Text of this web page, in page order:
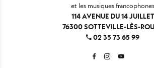
et les musiques francophones
114 AVENUE DU 14 JUILLET
76300 SOTTEVILLE-LÈS-
02 35 73 65 99